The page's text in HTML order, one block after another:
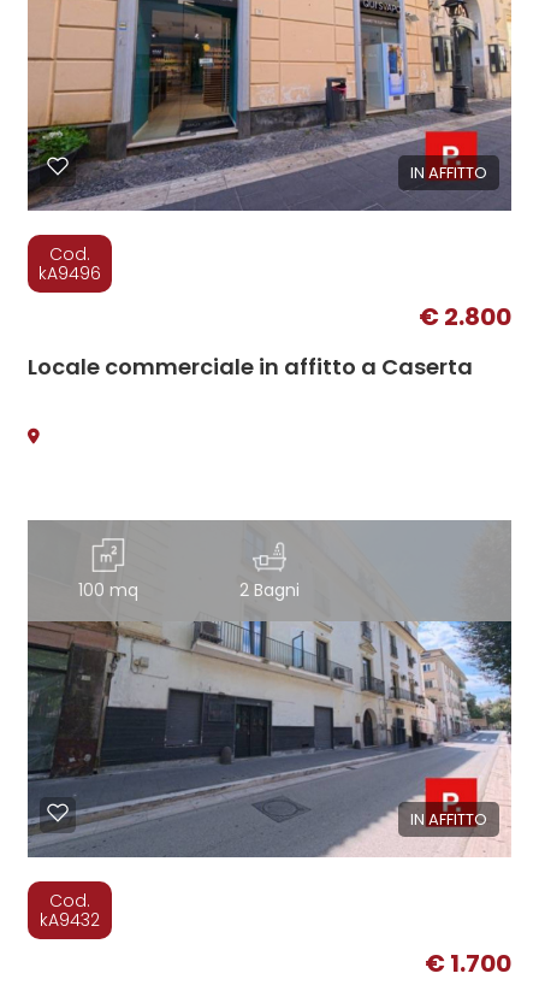
IN AFFITTO
Cod.
kA9496
€ 2.800
Locale commerciale in affitto a Caserta
100 mq 2 Bagni
IN AFFITTO
Cod.
kA9432
€ 1.700